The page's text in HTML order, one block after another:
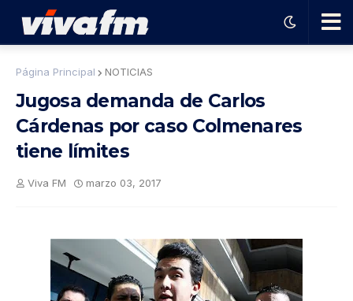
el
pro
Página Principal NOTICIAS
Jugosa demanda de Carlos
Cárdenas por caso Colmenares
tiene límites
Viva FM marzo 03, 2017